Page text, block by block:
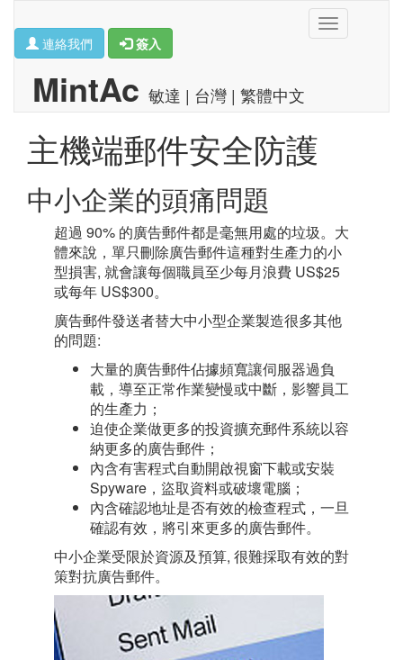
Toggle
navigation
連絡我們 簽入
MintAc 敏達 | 台灣 | 繁體中文
主機端郵件安全防護
中小企業的頭痛問題
超過 90% 的廣告郵件都是毫無用處的垃圾。大
體來說，單只刪除廣告郵件這種對生產力的小
型損害, 就會讓每個職員至少每月浪費 US$25
或每年 US$300。
廣告郵件發送者替大中小型企業製造很多其他
的問題:
大量的廣告郵件佔據頻寬讓伺服器過負
載，導至正常作業變慢或中斷，影響員工
的生產力；
迫使企業做更多的投資擴充郵件系統以容
納更多的廣告郵件；
內含有害程式自動開啟視窗下載或安裝
Spyware，盜取資料或破壞電腦；
內含確認地址是否有效的檢查程式，一旦
確認有效，將引來更多的廣告郵件。
中小企業受限於資源及預算, 很難採取有效的對
策對抗廣告郵件。